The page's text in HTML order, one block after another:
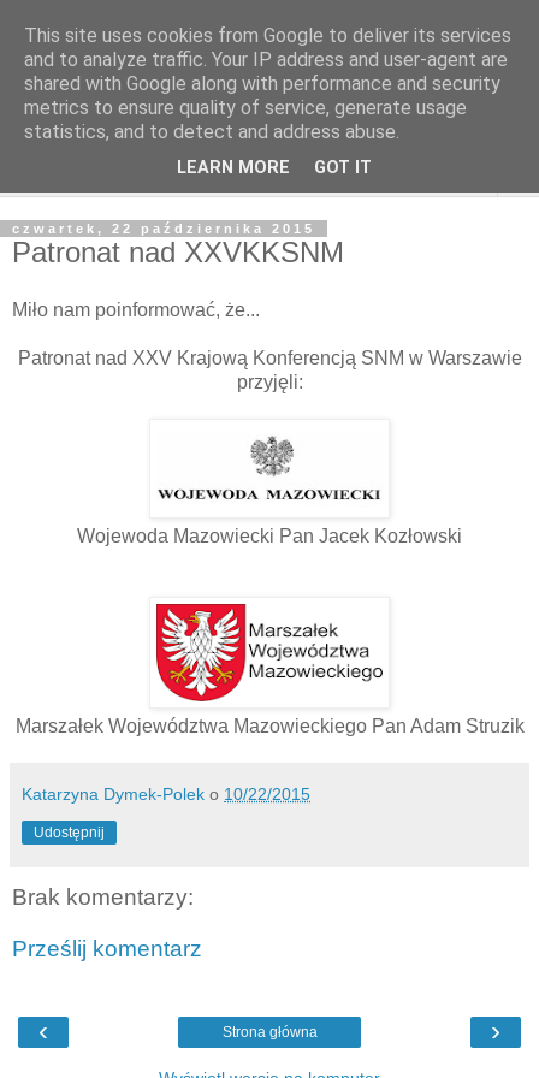
czwartek, 22 października 2015
Patronat nad XXVKKSNM
Miło nam poinformować, że...
Patronat nad XXV Krajową Konferencją SNM w Warszawie
przyjęli:
Wojewoda Mazowiecki Pan Jacek Kozłowski
Marszałek Województwa Mazowieckiego Pan Adam Struzik
Katarzyna Dymek-Polek o 10/22/2015
Udostępnij
Brak komentarzy:
Prześlij komentarz
‹ ›
Strona główna
This site uses cookies from Google to deliver its services
and to analyze traffic. Your IP address and user-agent are
shared with Google along with performance and security
metrics to ensure quality of service, generate usage
statistics, and to detect and address abuse.
LEARN MORE GOT IT